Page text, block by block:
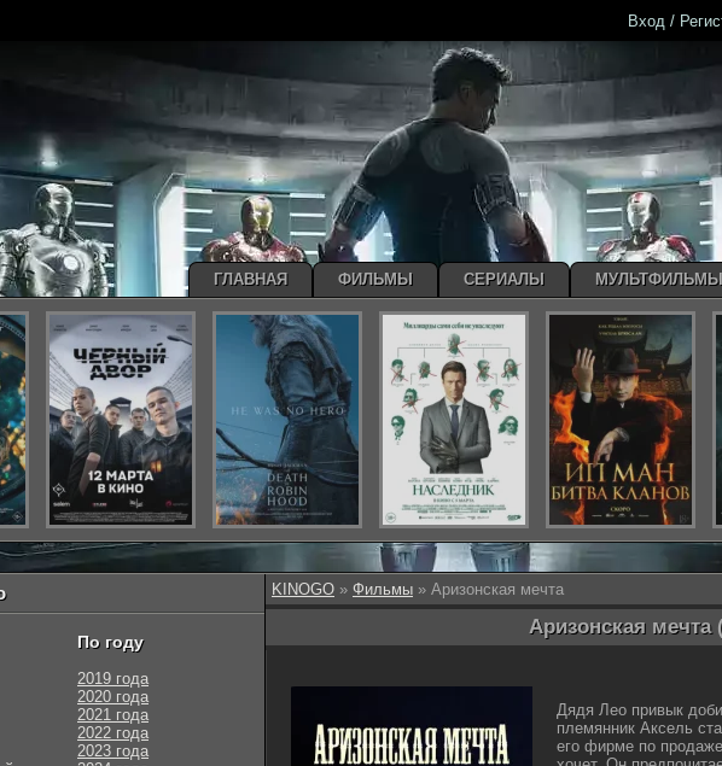
KINOGO » Фильмы » Аризонская мечта
Аризонская мечта
Дядя Лео привык
племянник Аксель
его фирме по
По году
2019 года
2020 года
2021 года
2022 года
2023 года
Вход /
ГЛАВНАЯ ФИЛЬМЫ СЕРИАЛЫ МУЛЬТФИЛЬМЫ